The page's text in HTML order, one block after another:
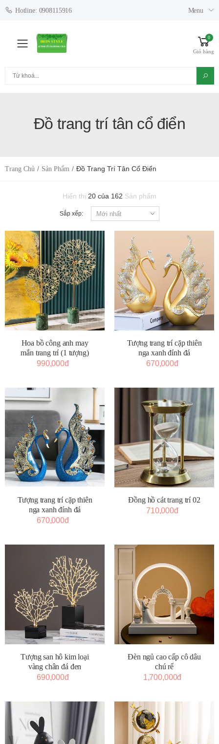
Hotline: 0908115916 Menu
Toggle mobile menu
0
Giỏ hàng
Đồ trang trí tân cổ điển
Trang Chủ Sản Phẩm Đồ Trang Trí Tân Cổ Điển
Hiển thị 20 của 162 Sản phẩm
Sắp xếp:
Hoa bồ công anh may
mắn trang trí (1 tượng)
990,000đ
Tượng trang trí cặp thiên
nga xanh đính đá
670,000đ
Tượng trang trí cặp thiên
nga xanh đính đá
670,000đ
Đồng hồ cát trang trí 02
710,000đ
Tượng san hô kim loại
vàng chân đá đen
690,000đ
Đèn ngủ cao cấp cô dâu
chú rể
1,700,000đ